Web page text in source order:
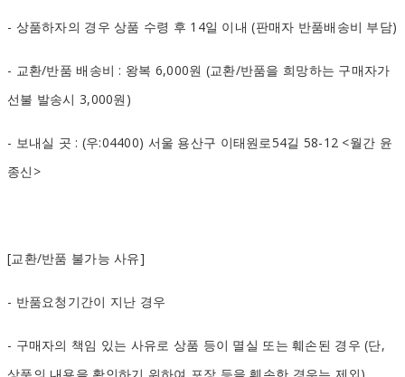
- 상품하자의 경우 상품 수령 후 14일 이내 (판매자 반품배송비 부담)
- 교환/반품 배송비 : 왕복 6,000원 (교환/반품을 희망하는 구매자가
선불 발송시 3,000원)
- 보내실 곳 : (우:04400) 서울 용산구 이태원로54길 58-12 <월간 윤
종신>
[교환/반품 불가능 사유]
- 반품요청기간이 지난 경우
- 구매자의 책임 있는 사유로 상품 등이 멸실 또는 훼손된 경우 (단,